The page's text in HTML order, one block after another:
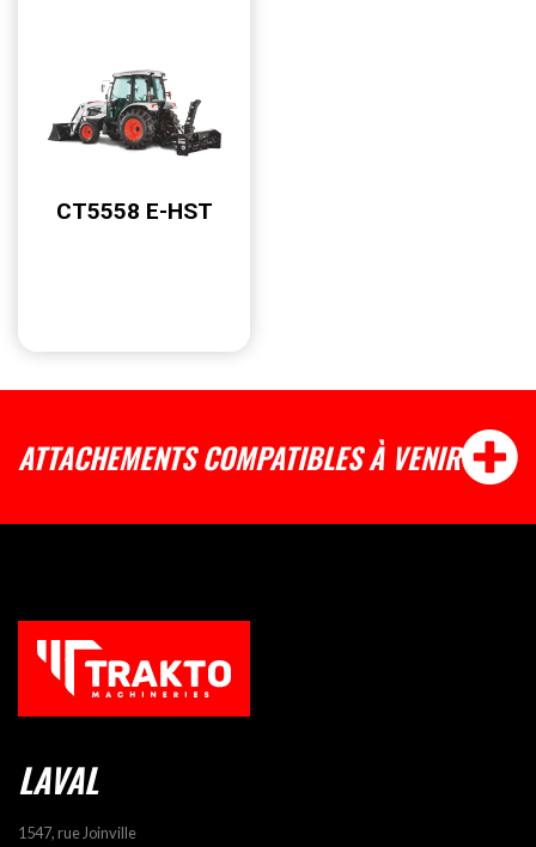
CT5558 E-HST
ATTACHEMENTS COMPATIBLES À VENIR
LAVAL
1547, rue Joinville